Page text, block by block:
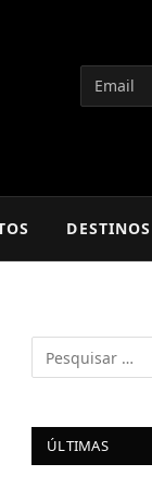
DESTINOS
ÚLTIMAS